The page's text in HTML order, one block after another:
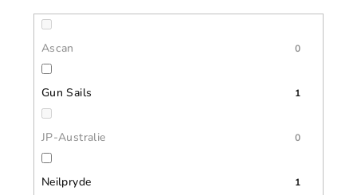
Ascan 0
Gun Sails 1
JP-Australie 0
Neilpryde 1